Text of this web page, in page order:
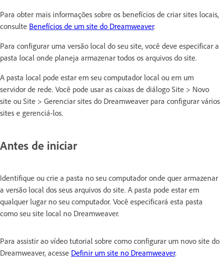
Para obter mais informações sobre os benefícios de criar sites locais,
consulte Benefícios de um site do Dreamweaver.
Para configurar uma versão local do seu site, você deve especificar a
pasta local onde planeja armazenar todos os arquivos do site.
A pasta local pode estar em seu computador local ou em um
servidor de rede. Você pode usar as caixas de diálogo Site > Novo
site ou Site > Gerenciar sites do Dreamweaver para configurar vários
sites e gerenciá-los.
Antes de iniciar
Identifique ou crie a pasta no seu computador onde quer armazenar
a versão local dos seus arquivos do site. A pasta pode estar em
qualquer lugar no seu computador. Você especificará esta pasta
como seu site local no Dreamweaver.
Para assistir ao vídeo tutorial sobre como configurar um novo site do
Dreamweaver, acesse Definir um site no Dreamweaver.